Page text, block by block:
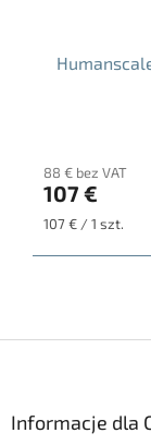
produktu
wynosi
4.7
5
88 € bez VAT
107 €
Cena
107 € / 1 szt.
Informacje dla